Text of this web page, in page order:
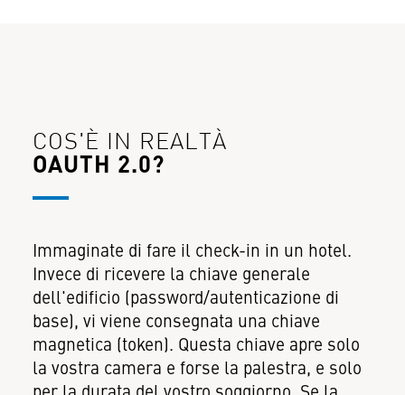
COS'È IN REALTÀ
OAUTH 2.0?
Immaginate di fare il check-in in un hotel.
Invece di ricevere la chiave generale
dell'edificio (password/autenticazione di
base), vi viene consegnata una chiave
magnetica (token). Questa chiave apre solo
la vostra camera e forse la palestra, e solo